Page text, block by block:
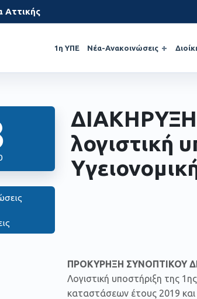
Αττικής
1η ΥΠΕ Νέα-Ανακοινώσεις
ΔΙΑΚΗΡΥΞΗ
λογιστική
ΠΡΟΚΥΡΗΞΗ ΣΥΝΟΠΤΙΚΟΥ
Λογιστική υποστήριξη της
καταστάσεων έτους 2019